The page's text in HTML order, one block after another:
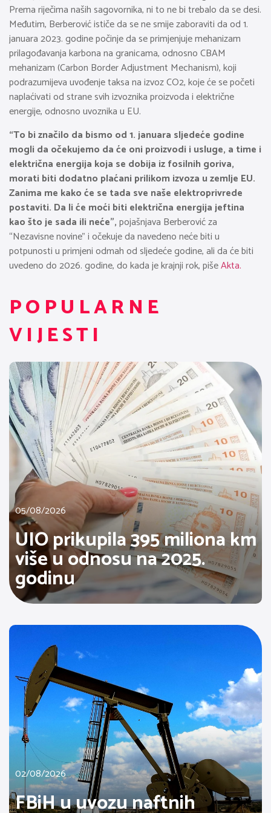
Prema riječima naših sagovornika, ni to ne bi trebalo da se desi.
Međutim, Berberović ističe da se ne smije zaboraviti da od 1.
januara 2023. godine počinje da se primjenjuje mehanizam
prilagođavanja karbona na granicama, odnosno CBAM
mehanizam (Carbon Border Adjustment Mechanism), koji
podrazumijeva uvođenje taksa na izvoz CO2, koje će se početi
naplaćivati od strane svih izvoznika proizvoda i električne
energije, odnosno uvoznika u EU.
“To bi značilo da bismo od 1. januara sljedeće godine
mogli da očekujemo da će oni proizvodi i usluge, a time i
električna energija koja se dobija iz fosilnih goriva,
morati biti dodatno plaćani prilikom izvoza u zemlje EU.
Zanima me kako će se tada sve naše elektroprivrede
postaviti. Da li će moći biti električna energija jeftina
kao što je sada ili neće”,pojašnjava Berberović za
“Nezavisne novine” i očekuje da navedeno neće biti u
potpunosti u primjeni odmah od sljedeće godine, ali da će biti
uvedeno do 2026. godine, do kada je krajnji rok, pišeAkta.
POPULARNE
VIJESTI
05/08/2026
UIO prikupila 395 miliona km
više u odnosu na 2025.
godinu
02/08/2026
FBiH u uvozu naftnih